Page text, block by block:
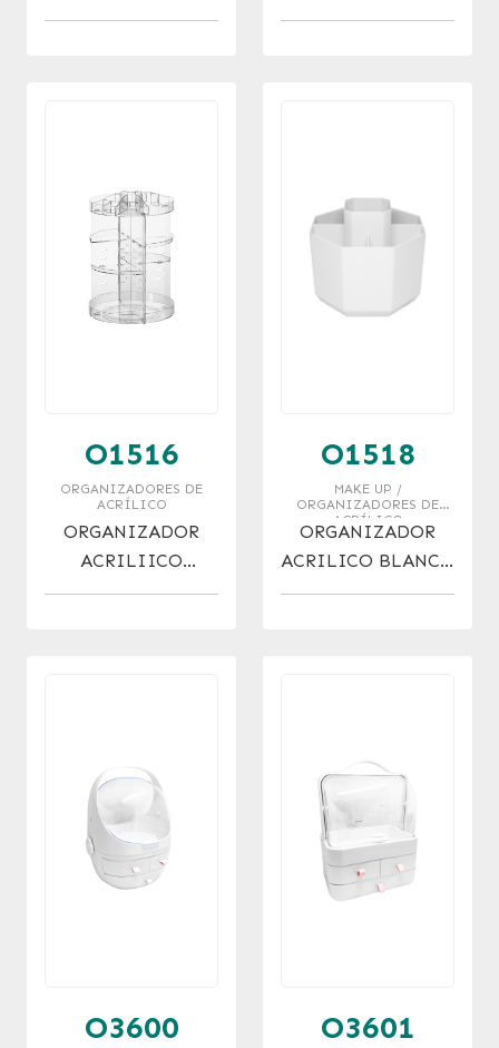
GIRATORIO
GIRATORIO
O1516
ORGANIZADORES DE
ACRÍLICO
ORGANIZADOR
ACRILIICO
GIRATORIO
O1518
MAKE UP /
ORGANIZADORES DE
ACRÍLICO
ORGANIZADOR
ACRILICO BLANCO
GIRATORIO
O3600 O3601